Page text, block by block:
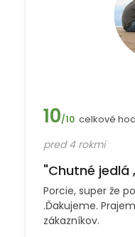
10/10 celkové
pred 4 rokmi
"Chutné jedlá
Porcie, super že
.Ďakujeme.
zákazníkov.